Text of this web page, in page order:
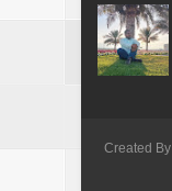
Created By